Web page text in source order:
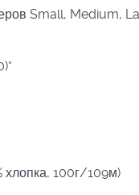
Small, Medium,
хлопка, 100г/109м)